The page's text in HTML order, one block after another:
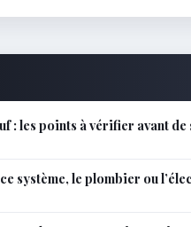
: les points à vérifier avant de
système, le plombier ou